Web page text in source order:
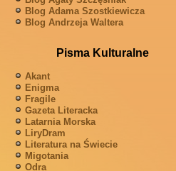
Blog Adama Szostkiewicza
Blog Andrzeja Waltera
Pisma Kulturalne
Akant
Enigma
Fragile
Gazeta Literacka
Latarnia Morska
LiryDram
Literatura na Świecie
Migotania
Odra